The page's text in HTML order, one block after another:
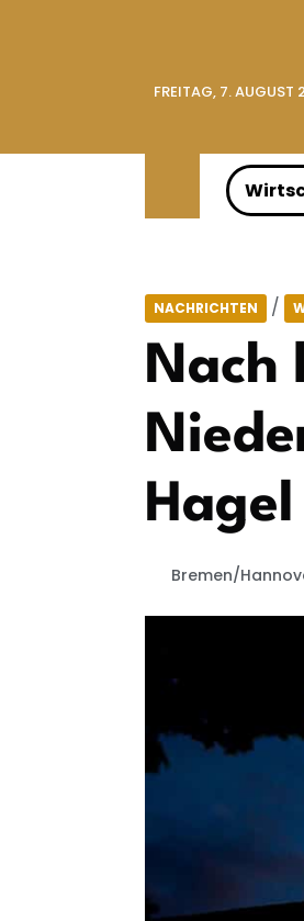
FREITAG, 7. AUGUST
NACHRICHTEN /
Nach
Hagel
Bremen/